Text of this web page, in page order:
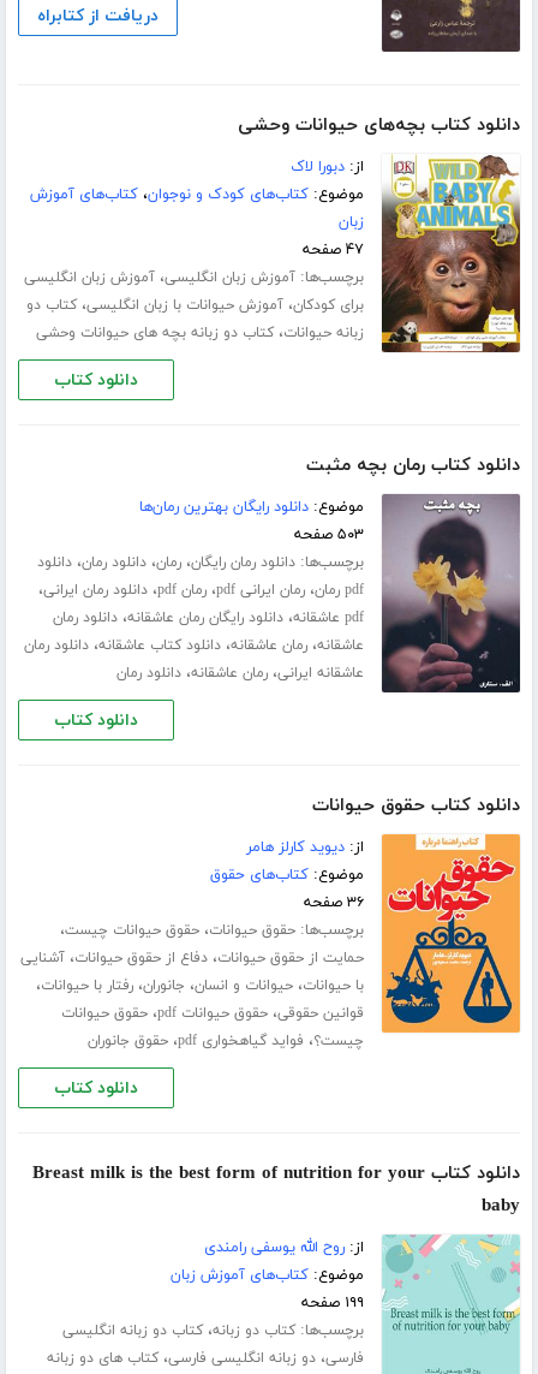
دریافت از کتابراه
دانلود کتاب بچه‌های حیوانات وحشی
از:دبورا لاک
موضوع:کتاب‌های کودک و نوجوان،کتاب‌های آموزش
زبان
۴۷ صفحه
برچسب‌ها:آموزش زبان انگلیسی،آموزش زبان انگلیسی
برای کودکان،آموزش حیوانات با زبان انگلیسی،کتاب دو
زبانه حیوانات،کتاب دو زبانه بچه های حیوانات وحشی
دانلود کتاب
دانلود کتاب رمان بچه مثبت
موضوع:دانلود رایگان بهترین رمان‌ها
۵۰۳ صفحه
برچسب‌ها:دانلود رمان رایگان،رمان،دانلود رمان،دانلود
pdf رمان
،رمان ایرانی pdf ،رمان pdf ،دانلود رمان ایرانی،
pdf عاشقانه ،دانلود رایگان رمان عاشقانه،دانلود رمان
عاشقانه،رمان عاشقانه،دانلود کتاب عاشقانه،دانلود رمان
عاشقانه ایرانی،رمان عاشقانه،دانلود رمان
دانلود کتاب
دانلود کتاب حقوق حیوانات
از:دیوید کارلز هامر
موضوع:کتاب‌های حقوق
۳۶ صفحه
برچسب‌ها:حقوق حیوانات،حقوق حیوانات چیست،
حمایت از حقوق حیوانات،دفاع از حقوق حیوانات،آشنایی
با حیوانات،حیوانات و انسان، جانوران،رفتار با حیوانات،
قوانین حقوقی،حقوق حیوانات pdf ،حقوق حیوانات
چیست؟، فواید گیاهخواری pdf ،حقوق جانوران
دانلود کتاب
دانلود کتاب Breast milk is the best form of nutrition for your
baby
از:روح الله یوسفی رامندی
موضوع:کتاب‌های آموزش زبان
۱۹۹ صفحه
برچسب‌ها:کتاب دو زبانه،کتاب دو زبانه انگلیسی
فارسی،دو زبانه انگلیسی فارسی،کتاب های دو زبانه